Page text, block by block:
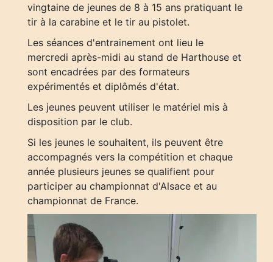
vingtaine de jeunes de 8 à 15 ans pratiquant le
tir à la carabine et le tir au pistolet.
Les séances d'entrainement ont lieu le
mercredi après-midi au stand de Harthouse et
sont encadrées par des formateurs
expérimentés et diplômés d'état.
Les jeunes peuvent utiliser le matériel mis à
disposition par le club.
Si les jeunes le souhaitent, ils peuvent être
accompagnés vers la compétition et chaque
année plusieurs jeunes se qualifient pour
participer au championnat d'Alsace et au
championnat de France.